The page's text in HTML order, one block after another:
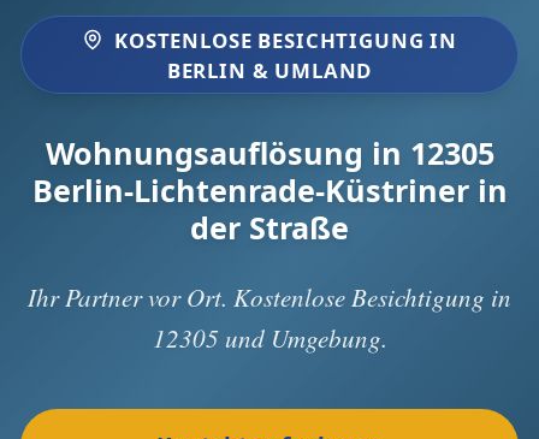
KOSTENLOSE BESICHTIGUNG IN
BERLIN & UMLAND
Wohnungsauflösung in 12305
Berlin-Lichtenrade-Küstriner in
der Straße
Ihr Partner vor Ort. Kostenlose Besichtigung in
12305 und Umgebung.